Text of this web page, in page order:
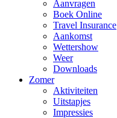
Aanvragen
Boek Online
Travel Insurance
Aankomst
Wettershow
Weer
Downloads
Zomer
Aktiviteiten
Uitstapjes
Impressies